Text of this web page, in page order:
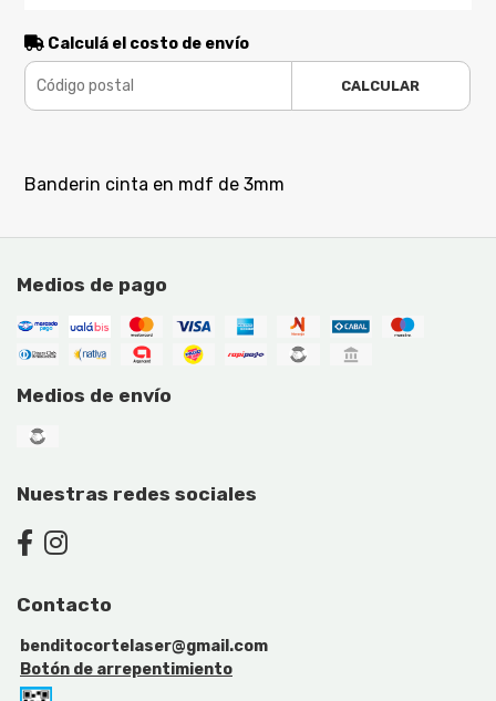
Calculá el costo de envío
CALCULAR
Banderin cinta en mdf de 3mm
Medios de pago
Medios de envío
Nuestras redes sociales
Contacto
benditocortelaser@gmail.com
Botón de arrepentimiento